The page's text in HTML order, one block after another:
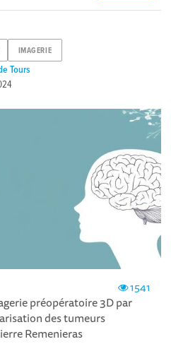
IMAGERIE
Tours
1541
préopératoire 3D par
des tumeurs
Remenieras